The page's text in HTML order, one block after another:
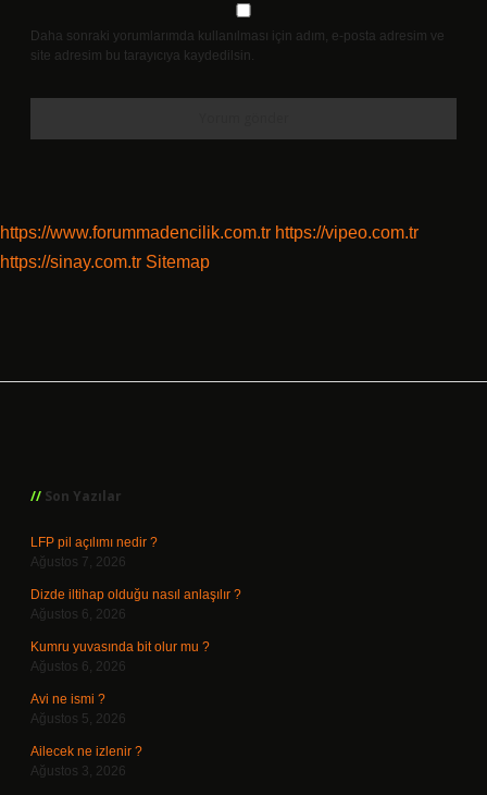
Daha sonraki yorumlarımda kullanılması için adım, e-posta adresim ve
site adresim bu tarayıcıya kaydedilsin.
https://www.forummadencilik.com.tr https://vipeo.com.tr
https://sinay.com.tr Sitemap
Son Yazılar
LFP pil açılımı nedir ?
Ağustos 7, 2026
Dizde iltihap olduğu nasıl anlaşılır ?
Ağustos 6, 2026
Kumru yuvasında bit olur mu ?
Ağustos 6, 2026
Avi ne ismi ?
Ağustos 5, 2026
Ailecek ne izlenir ?
Ağustos 3, 2026